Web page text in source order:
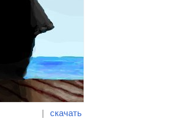
| скачать